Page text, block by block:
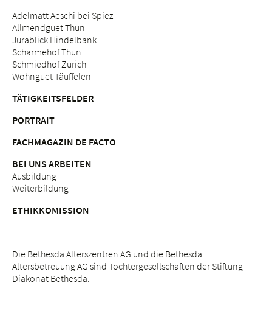
Adelmatt Aeschi bei Spiez
Allmendguet Thun
Jurablick Hindelbank
Schärmehof Thun
Schmiedhof Zürich
Wohnguet Täuffelen
TÄTIGKEITSFELDER
PORTRAIT
FACHMAGAZIN DE FACTO
BEI UNS ARBEITEN
Ausbildung
Weiterbildung
ETHIKKOMISSION
Die Bethesda Alterszentren AG und die Bethesda
Altersbetreuung AG sind Tochtergesellschaften der Stiftung
Diakonat Bethesda.